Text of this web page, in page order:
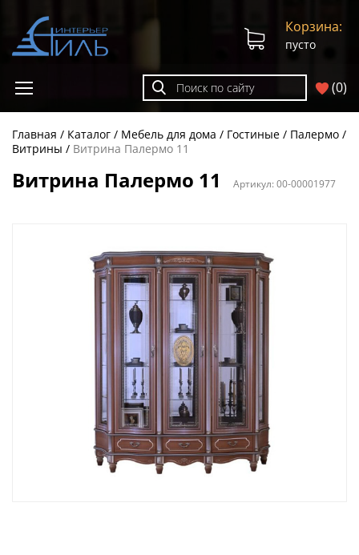
(0)
Корзина:
пусто
Главная Каталог Мебель для дома Гостиные
Палермо
Витрины
Витрина Палермо 11
Витрина Палермо 11 Артикул:00-00001977